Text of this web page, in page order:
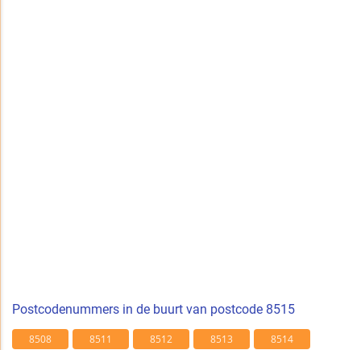
Postcodenummers in de buurt van postcode 8515
8508 8511 8512 8513
8514